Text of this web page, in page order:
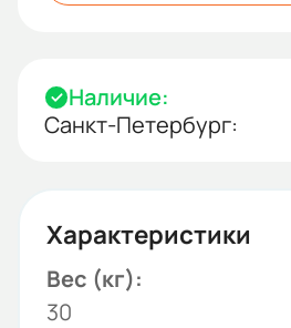
Наличие:
Санкт-Петербург:
Характеристики
Вес (кг):
30